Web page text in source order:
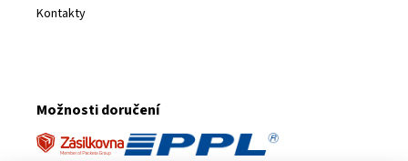
Kontakty
Možnosti doručení